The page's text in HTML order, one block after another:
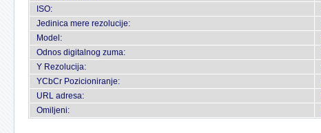
ISO:
Jedinica mere rezolucije:
Model:
Odnos digitalnog zuma:
Y Rezolucija:
YCbCr Pozicioniranje:
URL adresa:
Omiljeni: